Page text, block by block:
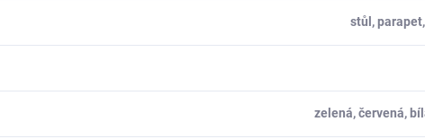
stůl,
zelená, červená,